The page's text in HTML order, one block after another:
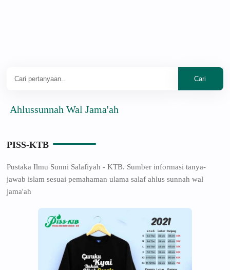
Wal Jama'ah
PISS-KTB
Pustaka Ilmu Sunni Salafiyah - KTB. Sumber informasi tanya-
jawab islam sesuai pemahaman ulama salaf ahlus sunnah wal
jama'ah